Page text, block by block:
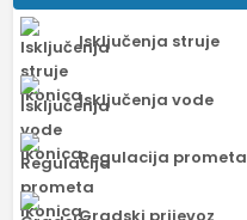
Isključenja struje
Isključenja vode
Regulacija prometa